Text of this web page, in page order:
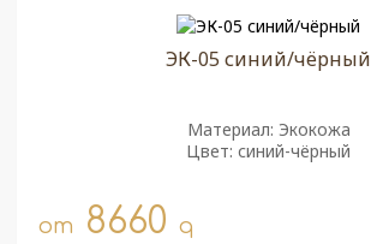
ЭК-05 синий/чёрный
Материал: Экокожа
Цвет: синий-чёрный
от 8660 q